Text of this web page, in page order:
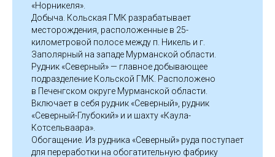
«Норникеля».
Добыча. Кольская ГМК разрабатывает
месторождения, расположенные в 25-
километровой полосе между п. Никель и г.
Заполярный на западе Мурманской области.
Рудник «Северный» — главное добывающее
подразделение Кольской ГМК. Расположено
в Печенгском округе Мурманской области.
Включает в себя рудник «Северный», рудник
«Северный-Глубокий» и и шахту «Каула-
Котсельваара».
Обогащение. Из рудника «Северный» руда поступает
для переработки на обогатительную фабрику